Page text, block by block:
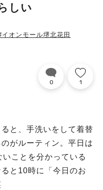
しい
イオンモール堺北花田
0 1
と、手洗いをして着替
がルーティン。平日は
ことを分かっている
と10時に「今日のお